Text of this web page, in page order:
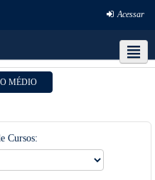
Acessar
dispositivos móveis
MÉDIO
Cursos: